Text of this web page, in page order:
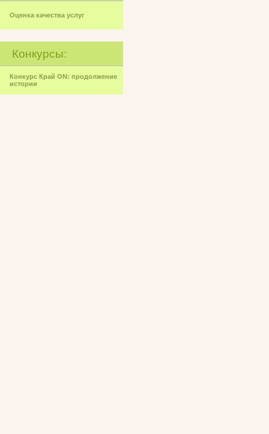
Оценка качества услуг
Конкурсы:
Конкурс Край ON: продолжение
истории